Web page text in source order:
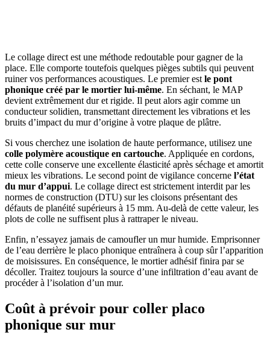
Le collage direct est une méthode redoutable pour gagner de la
place. Elle comporte toutefois quelques pièges subtils qui peuvent
ruiner vos performances acoustiques. Le premier est le pont
phonique créé par le mortier lui-même. En séchant, le MAP
devient extrêmement dur et rigide. Il peut alors agir comme un
conducteur solidien, transmettant directement les vibrations et les
bruits d’impact du mur d’origine à votre plaque de plâtre.
Si vous cherchez une isolation de haute performance, utilisez une
colle polymère acoustique en cartouche. Appliquée en cordons,
cette colle conserve une excellente élasticité après séchage et amortit
mieux les vibrations. Le second point de vigilance concerne l’état
du mur d’appui. Le collage direct est strictement interdit par les
normes de construction (DTU) sur les cloisons présentant des
défauts de planéité supérieurs à 15 mm. Au-delà de cette valeur, les
plots de colle ne suffisent plus à rattraper le niveau.
Enfin, n’essayez jamais de camoufler un mur humide. Emprisonner
de l’eau derrière le placo phonique entraînera à coup sûr l’apparition
de moisissures. En conséquence, le mortier adhésif finira par se
décoller. Traitez toujours la source d’une infiltration d’eau avant de
procéder à l’isolation d’un mur.
Coût à prévoir pour coller placo
phonique sur mur